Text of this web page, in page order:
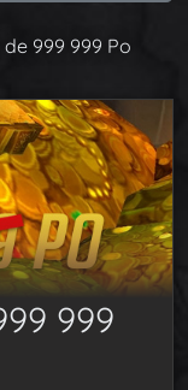
999 999 Po
999